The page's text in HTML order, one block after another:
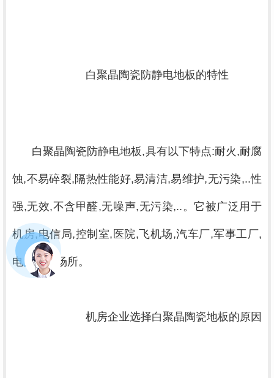
白聚晶陶瓷防静电地板,具有以下特点:耐火,耐腐
蚀,不易碎裂,隔热性能好,易清洁,易维护,无污染,..性
强,无效,不含甲醛,无噪声,无污染,..。它被广泛用于
机房,电信局,控制室,医院,飞机场,汽车厂,军事工厂,
电力站等场所。